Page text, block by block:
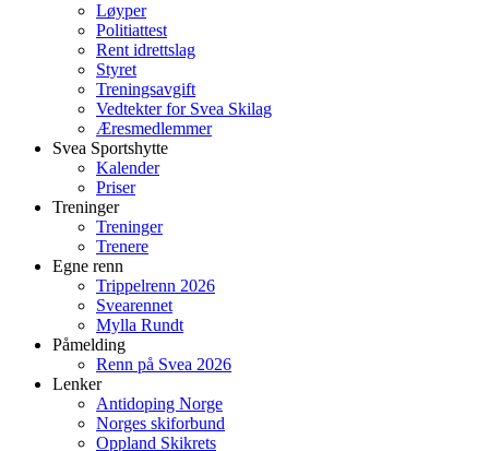
Løyper
Politiattest
Rent idrettslag
Styret
Treningsavgift
Vedtekter for Svea Skilag
Æresmedlemmer
Svea Sportshytte
Kalender
Priser
Treninger
Treninger
Trenere
Egne renn
Trippelrenn 2026
Svearennet
Mylla Rundt
Påmelding
Renn på Svea 2026
Lenker
Antidoping Norge
Norges skiforbund
Oppland Skikrets